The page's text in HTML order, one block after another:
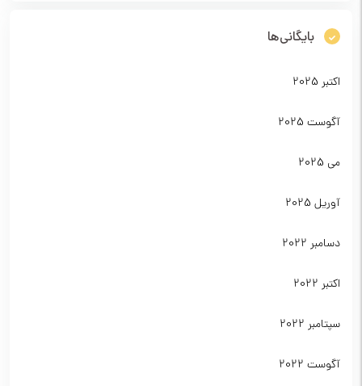
بایگانی‌ها
اکتبر 2025
آگوست 2025
می 2025
آوریل 2025
دسامبر 2022
اکتبر 2022
سپتامبر 2022
آگوست 2022